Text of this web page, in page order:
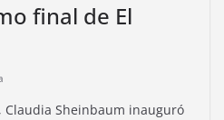
final de El
Claudia Sheinbaum inauguró